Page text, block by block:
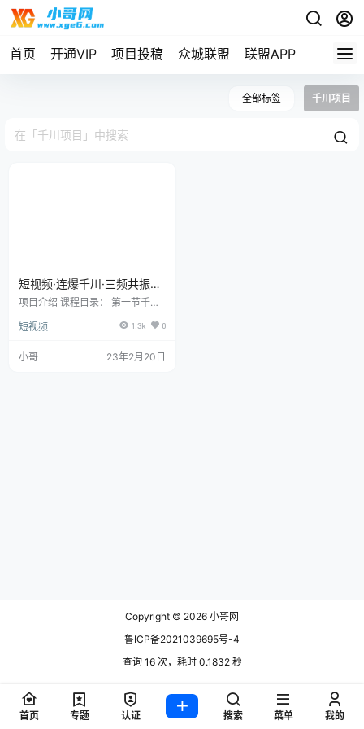
首页 开通VIP 项目投稿 众城联盟 联盟APP
全部标签 千川项目
短视频·连爆千川·三频共振实
操课，千川投放，视频打爆
项目介绍 课程目录： 第一节千川
千川实操认知1【星宇】.mp4 第二
p4 第三节千川三频共振投放技巧
短视频 1.3k 0
小哥 23年2月20日
Copyright © 2026 小哥网
鲁ICP备2021039695号-4
查询 16 次，耗时 0.1832 秒
首页 专题 认证 搜索 菜单 我的